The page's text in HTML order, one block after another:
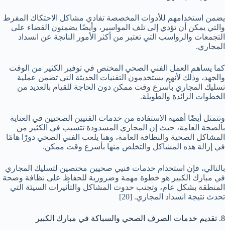
يضمن استخدامهم للأدوات المخصصة تفادي مشاكل الاحتكاك المفرط
والتي يمكن أن تؤدي إلى تلف المواسير، وأيضًا يضمنون القضاء على
التجمعات والرواسب التي تعتبر من أكثر الأمور الناتجة عن انسداد
المجاري.
كما يساهم العمل الفني الصحي المختص في توفير الكثير من الوقت
والجهد، وذلك لأنهم يستخدمون التقنيات الحديثة التي تضمن عملية
تسليك المجاري بأسرع وقت ممكن دون الحاجة للقيام بالعديد من
الخطوات الزائدة والطويلة.
وتتمثل أيضًا أهمية الاستفادة من خدمات الفنيين الصحيين في العناية
بالصحة العامة، حيث إن المجاري المسدودة تتسبب في الكثير من
المشاكل الصحية والنظافة العامة، وهنا يلعب الفني الصحي دورًا هامًا
في إزالة هذه المشاكل والتخلص منها بأسرع وقت ممكن.
بالتالي، فإن استخدام خدمات فنيي صحيين مختصين لتسليك المجاري
في مبارك الكبير هو خطوة مهمة وضرورية للحفاظ على نظافة وصحة
المنطقة بشكل عام، وتجنب حدوث المشاكل والتأثيرات السيئة التي
تحدث نتيجة انسداد المجاري. [20]
8. تقديم خدمات الصرف الصحي والسباكة في مبارك الكبير